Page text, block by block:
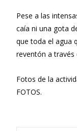
Pese a las
caía ni una gota
que toda el agua
reventón a través
Fotos de la
FOTOS.